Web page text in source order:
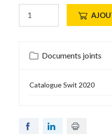
Documents joints
Catalogue Swit 2020